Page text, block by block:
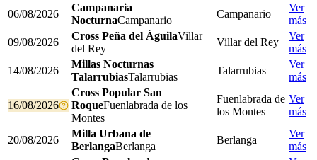
06/08/2026
Campanaria
NocturnaCampanario
Campanario
Ver
más
09/08/2026
Cross Peña del ÁguilaVillar
del Rey
Villar del Rey
Ver
más
14/08/2026
Millas Nocturnas
TalarrubiasTalarrubias
Talarrubias
Ver
más
16/08/2026
Cross Popular San
RoqueFuenlabrada de los
Montes
Fuenlabrada de
los Montes
Ver
más
20/08/2026
Milla Urbana de
BerlangaBerlanga
Berlanga
Ver
más